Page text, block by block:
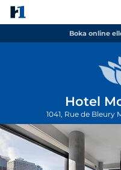
Boka online
Hotel
1041, Rue de Bleury